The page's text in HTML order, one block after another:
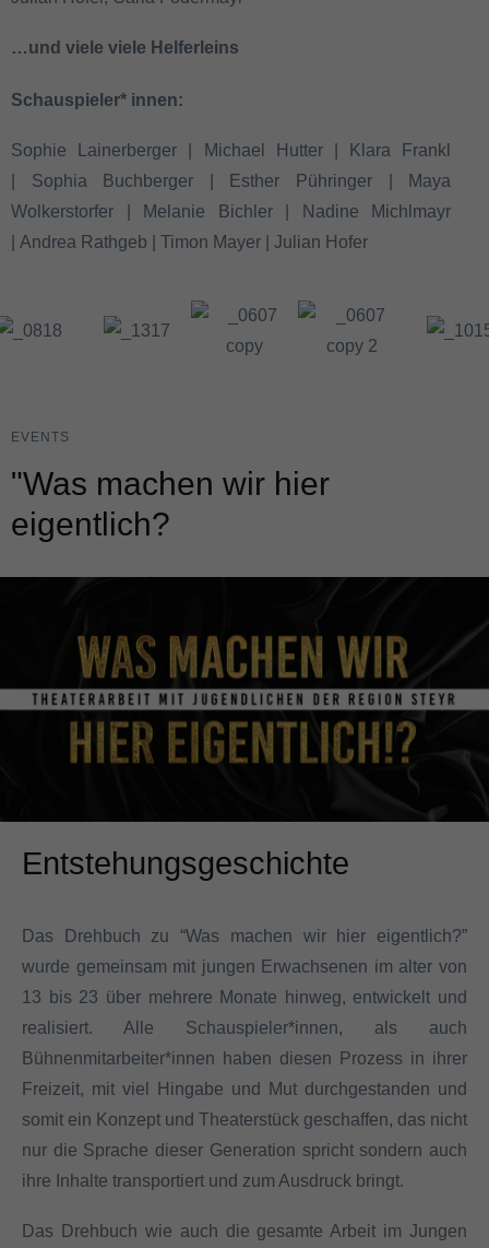
…und viele viele Helferleins
Schauspieler* innen:
Sophie Lainerberger | Michael Hutter |
Klara Frankl
Sophia Buchberger | Esther Pühringer |
Maya
Wolkerstorfer |
Melanie Bichler |
Nadine Michlmayr
Andrea Rathgeb | Timon Mayer | Julian Hofer
EVENTS
"Was machen wir hier
eigentlich?
Entstehungsgeschichte
Das Drehbuch zu “Was machen wir hier eigentlich?”
wurde gemeinsam mit jungen Erwachsenen im alter von
13 bis 23 über mehrere Monate hinweg, entwickelt und
realisiert. Alle Schauspieler*innen, als auch
Bühnenmitarbeiter*innen haben diesen Prozess in ihrer
Freizeit, mit viel Hingabe und Mut durchgestanden und
somit ein Konzept und Theaterstück geschaffen, das nicht
nur die Sprache dieser Generation spricht sondern auch
ihre Inhalte transportiert und zum Ausdruck bringt.
Das Drehbuch wie auch die gesamte Arbeit im Jungen